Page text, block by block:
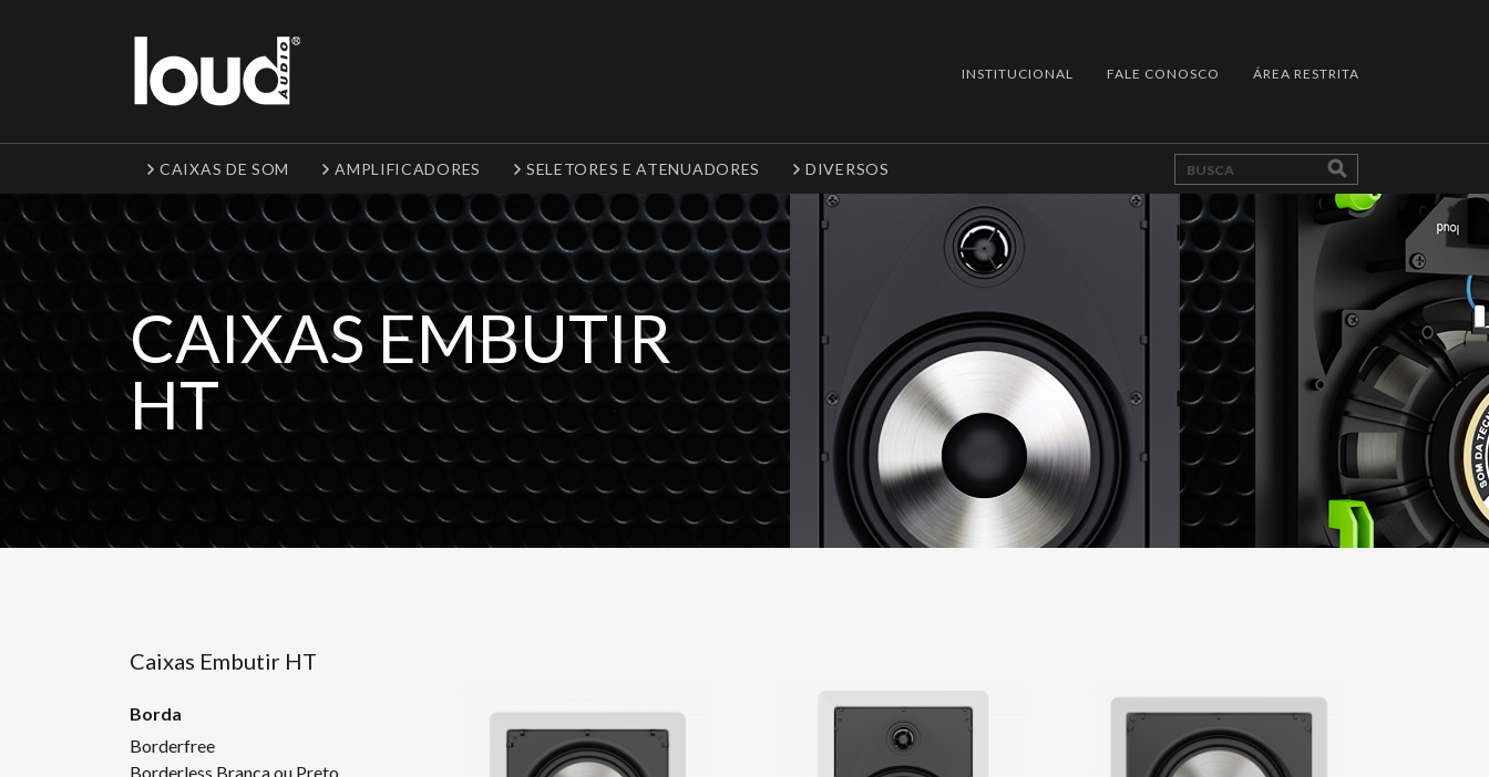
INSTITUCIONAL FALE CONOSCO ÁREA RESTRITA
CAIXAS DE SOM AMPLIFICADORES SELETORES E ATENUADORES DIVERSOS
CAIXAS EMBUTIR
HT
Caixas Embutir HT
Borda
Borderfree
Borderless Branca ou Preto